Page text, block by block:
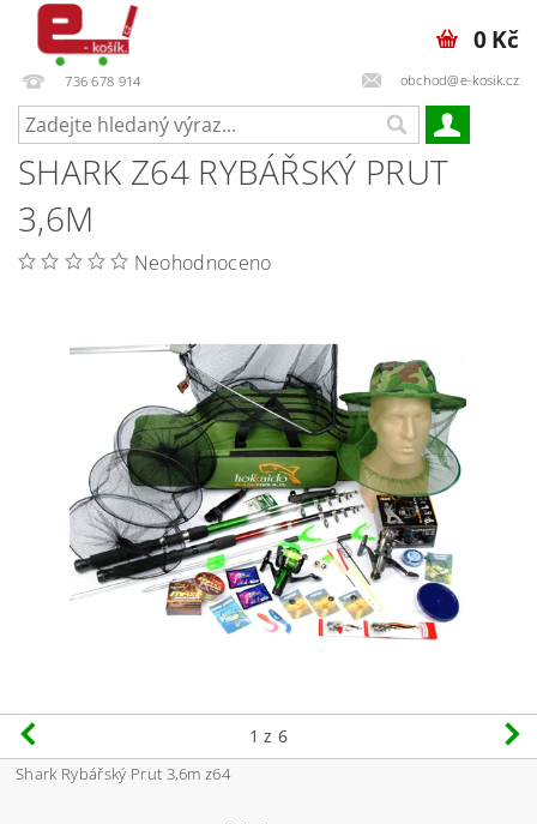
736 678 914 obchod@e-kosik.cz
0 Kč
SHARK Z64 RYBÁŘSKÝ PRUT
3,6M
Neohodnoceno
1 z 6
Shark Rybářský Prut 3,6m z64